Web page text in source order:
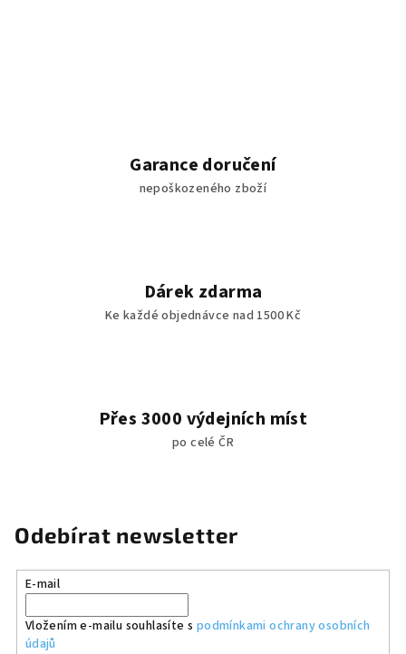
Garance doručení
nepoškozeného zboží
Dárek zdarma
Ke každé objednávce nad 1500 Kč
Přes 3000 výdejních míst
po celé ČR
Odebírat newsletter
E-mail
Vložením e-mailu souhlasíte s podmínkami ochrany osobních
údajů